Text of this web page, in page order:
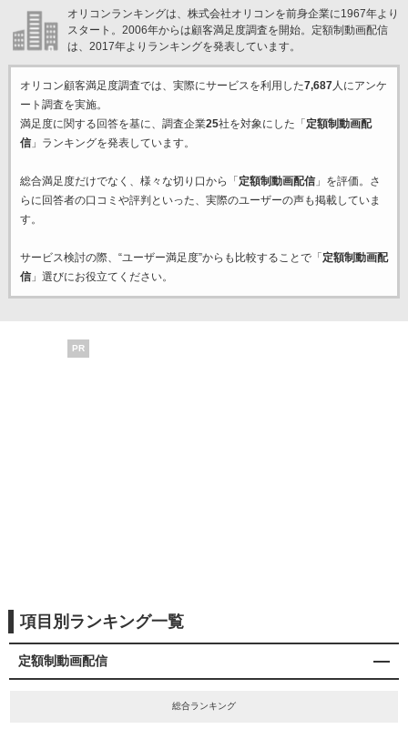
オリコンランキングは、株式会社オリコンを前身企業に1967年より
スタート。2006年からは顧客満足度調査を開始。定額制動画配信
は、2017年よりランキングを発表しています。
オリコン顧客満足度調査では、実際にサービスを利用した7,687人にアンケ
ート調査を実施。
満足度に関する回答を基に、調査企業25社を対象にした「 定額制動画配
信」ランキングを発表しています。
総合満足度だけでなく、様々な切り口から「 定額制動画配信」を評価。さ
らに回答者の口コミや評判といった、実際のユーザーの声も掲載していま
す。
サービス検討の際、“ユーザー満足度”からも比較することで「 定額制動画配
信」選びにお役立てください。
PR
項目別ランキング一覧
定額制動画配信
総合ランキング